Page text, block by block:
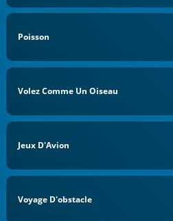
Poisson
Volez Comme Un Oiseau
Jeux D'Avion
Voyage D'obstacle